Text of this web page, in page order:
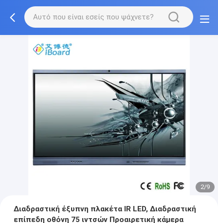
3/9
Διαδραστική έξυπνη πλακέτα IR LED, Διαδραστική
επίπεδη οθόνη 75 ιντσών Προαιρετική κάμερα